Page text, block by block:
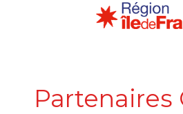
Partenaires